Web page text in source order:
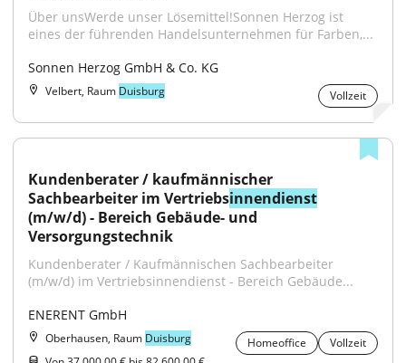
Über unsWerde unser Lösemittel!Sonnen Herzog ist
eines der führenden Handelsunternehmen für Farben,...
Sonnen Herzog GmbH & Co. KG
Velbert, Raum Duisburg Vollzeit
Kundenberater / kaufmännischer
Sachbearbeiter im Vertriebsinnendienst
(m/w/d) - Bereich Gebäude- und
Versorgungstechnik
Kundenberater / Kaufmännischen Sachbearbeiter
(m/w/d) im Vertriebsinnendienst - Bereich Gebäude...
ENERENT GmbH
Oberhausen, Raum Duisburg Homeoffice
Vollzeit